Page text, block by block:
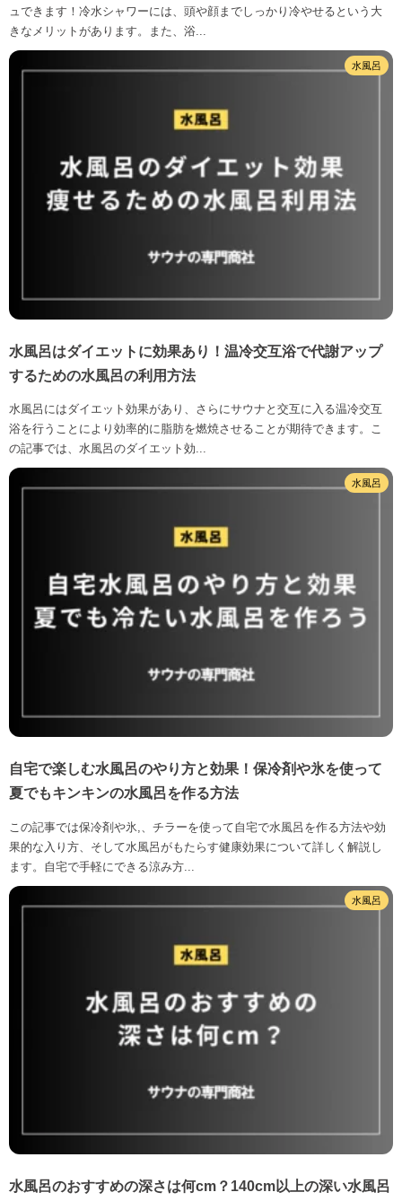
ュできます！冷水シャワーには、頭や顔までしっかり冷やせるという大
きなメリットがあります。また、浴...
水風呂
水風呂はダイエットに効果あり！温冷交互浴で代謝アップ
するための水風呂の利用方法
水風呂にはダイエット効果があり、さらにサウナと交互に入る温冷交互
浴を行うことにより効率的に脂肪を燃焼させることが期待できます。こ
の記事では、水風呂のダイエット効...
水風呂
自宅で楽しむ水風呂のやり方と効果！保冷剤や氷を使って
夏でもキンキンの水風呂を作る方法
この記事では保冷剤や氷,、チラーを使って自宅で水風呂を作る方法や効
果的な入り方、そして水風呂がもたらす健康効果について詳しく解説し
ます。自宅で手軽にできる涼み方...
水風呂
水風呂のおすすめの深さは何cm？140cm以上の深い水風呂